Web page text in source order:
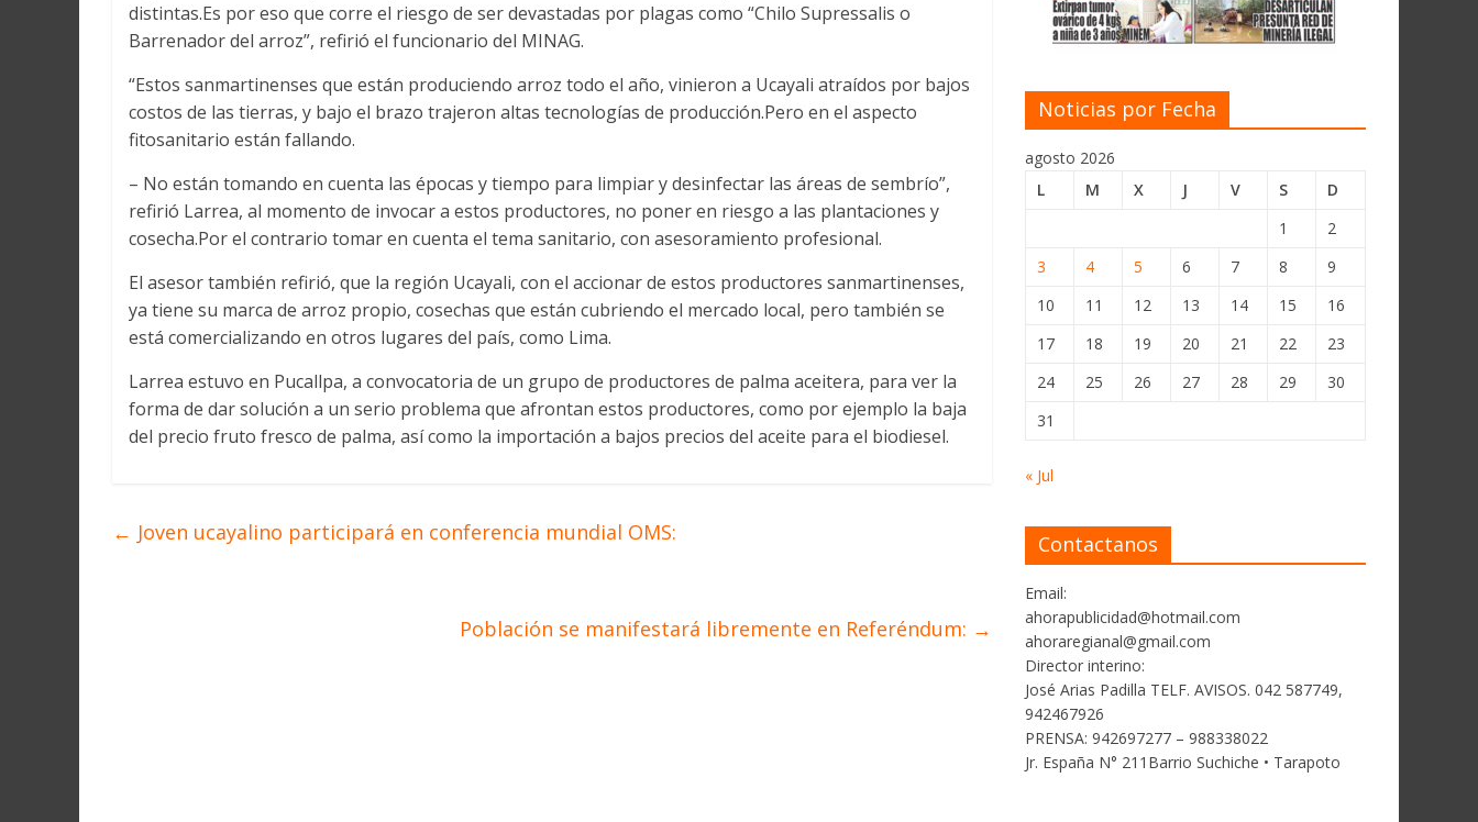
distintas.Es por eso que corre el riesgo de ser devastadas por plagas como “Chilo Supressalis o
Barrenador del arroz”, refirió el funcionario del MINAG.
“Estos sanmartinenses que están produciendo arroz todo el año, vinieron a Ucayali atraídos por bajos
costos de las tierras, y bajo el brazo trajeron altas tecnologías de producción.Pero en el aspecto
fitosanitario están fallando.
– No están tomando en cuenta las épocas y tiempo para limpiar y desinfectar las áreas de sembrío”,
refirió Larrea, al momento de invocar a estos productores, no poner en riesgo a las plantaciones y
cosecha.Por el contrario tomar en cuenta el tema sanitario, con asesoramiento profesional.
El asesor también refirió, que la región Ucayali, con el accionar de estos productores sanmartinenses,
ya tiene su marca de arroz propio, cosechas que están cubriendo el mercado local, pero también se
está comercializando en otros lugares del país, como Lima.
Larrea estuvo en Pucallpa, a convocatoria de un grupo de productores de palma aceitera, para ver la
forma de dar solución a un serio problema que afrontan estos productores, como por ejemplo la baja
del precio fruto fresco de palma, así como la importación a bajos precios del aceite para el biodiesel.
← Joven ucayalino participará en conferencia mundial OMS:
Población se manifestará libremente en Referéndum: →
Noticias por Fecha
agosto 2026
L
M X J V S
D
1
2
3
4 5 6 7 8
9
10
11 12 13 14 15
16
17
18 19 20 21 22
23
24
25 26 27 28 29
30
31
« Jul
Contactanos
Email:
ahorapublicidad@hotmail.com
ahoraregianal@gmail.com
Director interino:
José Arias Padilla TELF. AVISOS. 042 587749,
942467926
PRENSA: 942697277 – 988338022
Jr. España N° 211Barrio Suchiche • Tarapoto